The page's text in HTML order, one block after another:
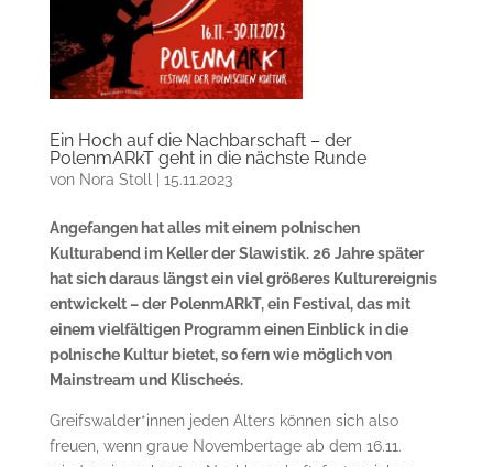
Ein Hoch auf die Nachbarschaft – der
PolenmARkT geht in die nächste Runde
von Nora Stoll 15.11.2023
Angefangen hat alles mit einem polnischen
Kulturabend im Keller der Slawistik. 26 Jahre später
hat sich daraus längst ein viel größeres Kulturereignis
entwickelt – der PolenmARkT, ein Festival, das mit
einem vielfältigen Programm einen Einblick in die
polnische Kultur bietet, so fern wie möglich von
Mainstream und Klischeés.
Greifswalder*innen jeden Alters können sich also
freuen, wenn graue Novembertage ab dem 16.11.